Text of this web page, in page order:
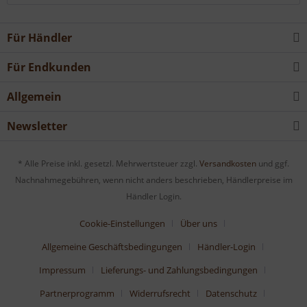
Für Händler
Für Endkunden
Allgemein
Newsletter
* Alle Preise inkl. gesetzl. Mehrwertsteuer zzgl. Versandkosten und ggf.
Nachnahmegebühren, wenn nicht anders beschrieben, Händlerpreise im
Händler Login.
Cookie-Einstellungen
Über uns
Allgemeine Geschäftsbedingungen
Händler-Login
Impressum
Lieferungs- und Zahlungsbedingungen
Partnerprogramm
Widerrufsrecht Datenschutz